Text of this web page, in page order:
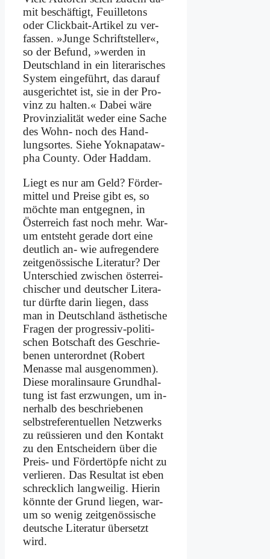
mit be­schäf­tigt, Feuil­le­tons
oder Click­bait-Ar­ti­kel zu ver­
fas­sen. »Jun­ge Schrift­stel­ler«,
so der Be­fund, »wer­den in
Deutsch­land in ein li­te­ra­ri­sches
Sy­stem ein­ge­führt, das dar­auf
aus­ge­rich­tet ist, sie in der Pro­
vinz zu hal­ten.« Da­bei wä­re
Pro­vin­zia­li­tät we­der ei­ne Sa­che
des Wohn- noch des Hand­
lungs­or­tes. Sie­he Yo­kna­pa­taw­
pha Coun­ty. Oder Had­dam.
Liegt es nur am Geld? För­der­
mit­tel und Prei­se gibt es, so
möch­te man ent­geg­nen, in
Öster­reich fast noch mehr. War­
um ent­steht ge­ra­de dort ei­ne
deut­lich an- wie auf­re­gen­de­re
zeit­ge­nös­si­sche Li­te­ra­tur? Der
Un­ter­schied zwi­schen öster­rei­
chi­scher und deut­scher Li­te­ra­
tur dürf­te dar­in lie­gen, dass
man in Deutsch­land äs­the­ti­sche
Fra­gen der pro­gres­siv-po­li­ti­
schen Bot­schaft des Ge­schrie­
be­nen un­ter­ord­net (Ro­bert
Men­as­se mal aus­ge­nom­men).
Die­se mo­ra­lin­saure Grund­hal­
tung ist fast er­zwun­gen, um in­
ner­halb des be­schrie­be­nen
selbst­re­fe­ren­tu­el­len Netz­werks
zu re­üs­sie­ren und den Kon­takt
zu den Ent­schei­dern über die
Preis- und För­der­töp­fe nicht zu
ver­lie­ren. Das Re­sul­tat ist eben
schreck­lich lang­wei­lig. Hier­in
könn­te der Grund lie­gen, war­
um so we­nig zeit­ge­nös­si­sche
deut­sche Li­te­ra­tur über­setzt
wird.